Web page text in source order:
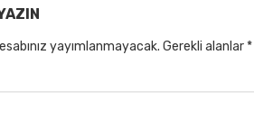
yayımlanmayacak. Gerekli alanlar *